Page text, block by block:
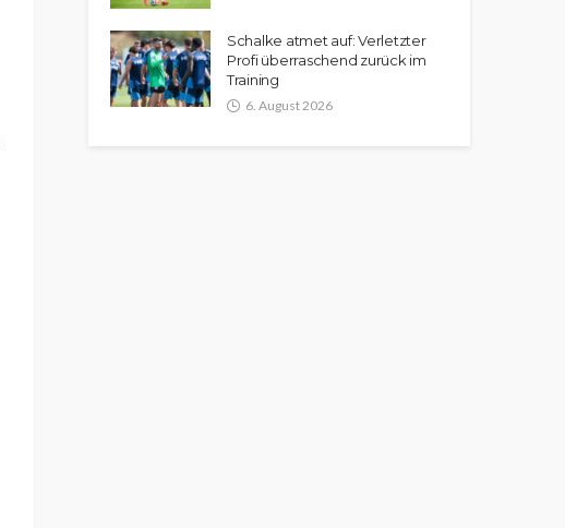
Schalke atmet auf: Verletzter
Profi überraschend zurück im
Training
6. August 2026